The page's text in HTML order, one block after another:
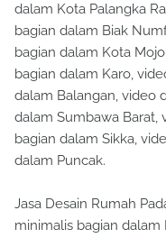
dalam Kota Palangka
bagian dalam Biak
bagian dalam Kota
bagian dalam Karo,
dalam Balangan, video
dalam Sumbawa Barat,
bagian dalam Sikka,
dalam Puncak.
Jasa Desain Rumah
minimalis bagian dalam